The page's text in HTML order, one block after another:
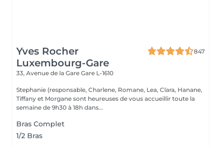
Yves Rocher
Luxembourg-Gare
847
33, Avenue de la Gare Gare L-1610
Stephanie (responsable, Charlene, Romane, Lea, Clara, Hanane,
Tiffany et Morgane sont heureuses de vous accueillir toute la
semaine de 9h30 à 18h dans...
Bras Complet
1/2 Bras